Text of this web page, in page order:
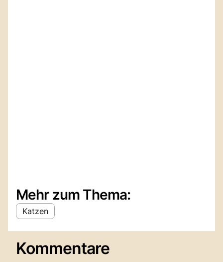
Mehr zum Thema:
Katzen
Kommentare